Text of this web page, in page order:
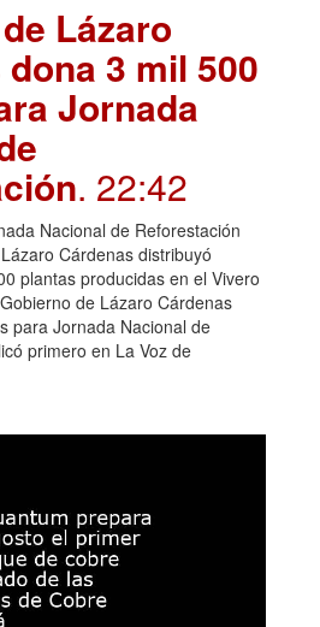
Lázaro
3 mil 500
Jornada
. 22:42
Nacional de Reforestación
Cárdenas distribuyó
plantas producidas en el Vivero
de Lázaro Cárdenas
para Jornada Nacional de
primero en La Voz de